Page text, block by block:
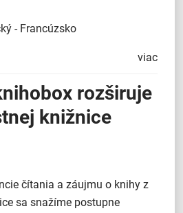
- Francúzsko
viac
rozširuje
knižnice
čítania a záujmu o knihy z
sa snažíme postupne